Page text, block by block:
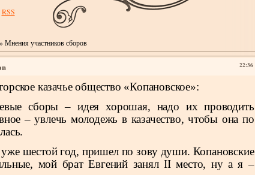
RSS
Мнения участников сборов
22:36
казачье общество «Копановское»:
сборы – идея хорошая, надо их проводить
– увлечь молодежь в казачество, чтобы она по
уже шестой год, пришел по зову души. Копановские
мой брат Евгений занял II место, ну а я –